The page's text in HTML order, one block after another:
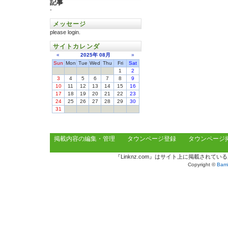
記事
-
メッセージ
please login.
サイトカレンダ
« 2025年 08月
»
Sun Mon Tue Wed Thu Fri
Sat
1
2
3
4 5 6 7 8
9
10
11 12 13 14 15
16
17
18 19 20 21 22
23
24
25 26 27 28 29
30
31
掲載内容の編集・管理 タウンページ登録 タウンページ
『Linknz.com』はサイト上に掲載されてい
Copyright ©